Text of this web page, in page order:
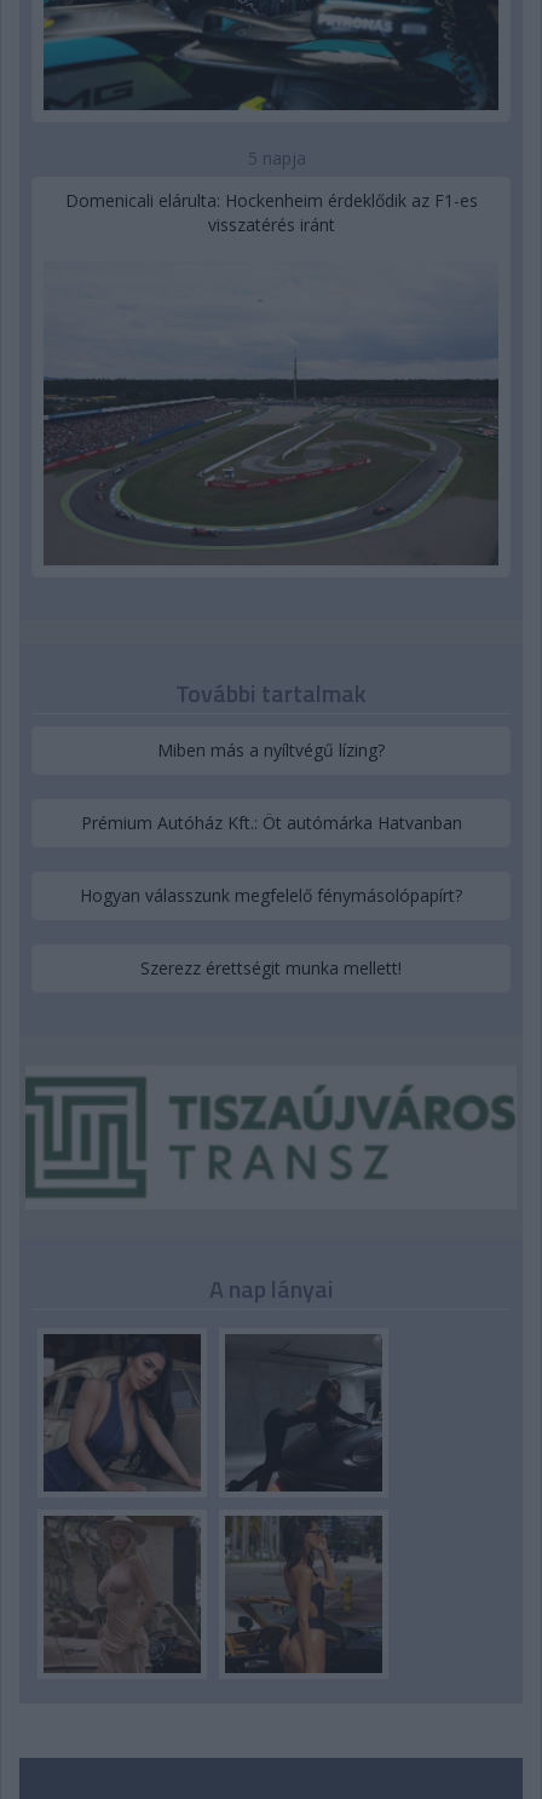
5 napja
Domenicali elárulta: Hockenheim érdeklődik az F1-es
visszatérés iránt
További tartalmak
Miben más a nyíltvégű lízing?
Prémium Autóház Kft.: Öt autómárka Hatvanban
Hogyan válasszunk megfelelő fénymásolópapírt?
Szerezz érettségit munka mellett!
A nap lányai